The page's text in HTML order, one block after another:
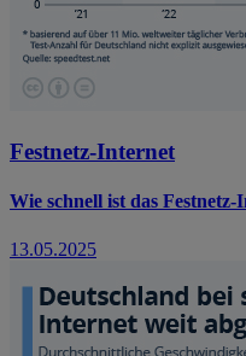
Festnetz-Internet
Wie schnell ist das
13.05.2025